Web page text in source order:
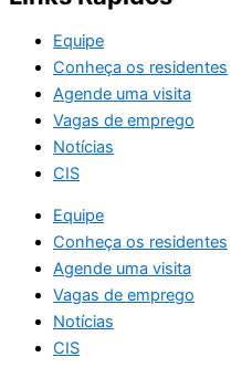
Equipe
Conheça os residentes
Agende uma visita
Vagas de emprego
Notícias
CIS
Equipe
Conheça os residentes
Agende uma visita
Vagas de emprego
Notícias
CIS